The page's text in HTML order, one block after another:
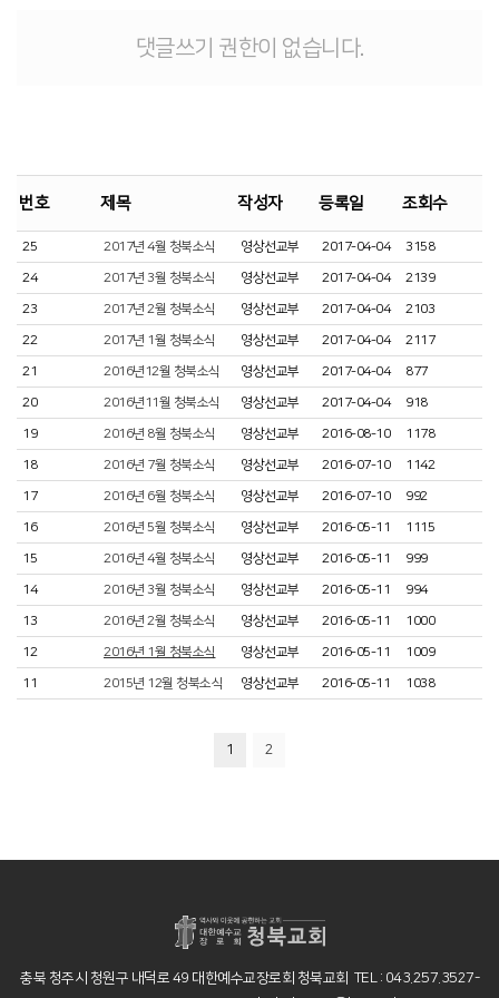
댓글쓰기 권한이 없습니다.
번호 제목 작성자 등록일 조회수
25 2017년 4월 청북소식 영상선교부 2017-04-04 3158
24 2017년 3월 청북소식 영상선교부 2017-04-04 2139
23 2017년 2월 청북소식 영상선교부 2017-04-04 2103
22 2017년 1월 청북소식 영상선교부 2017-04-04 2117
21 2016년12월 청북소식 영상선교부 2017-04-04 877
20 2016년11월 청북소식 영상선교부 2017-04-04 918
19 2016년 8월 청북소식 영상선교부 2016-08-10 1178
18 2016년 7월 청북소식 영상선교부 2016-07-10 1142
17 2016년 6월 청북소식 영상선교부 2016-07-10 992
16 2016년 5월 청북소식 영상선교부 2016-05-11 1115
15 2016년 4월 청북소식 영상선교부 2016-05-11 999
14 2016년 3월 청북소식 영상선교부 2016-05-11 994
13 2016년 2월 청북소식 영상선교부 2016-05-11 1000
12 2016년 1월 청북소식 영상선교부 2016-05-11 1009
11 2015년 12월 청북소식 영상선교부 2016-05-11 1038
1 2
충북 청주시 청원구 내덕로 49 대한예수교장로회 청북교회 TEL : 043.257.3527-